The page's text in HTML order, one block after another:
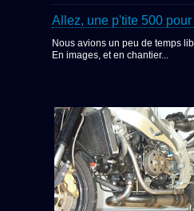
Allez, une p'tite 500 pour
Nous avions un peu de temps
En images, et en chantier...